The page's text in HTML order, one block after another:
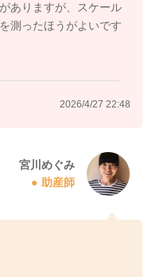
ありますが、スケール
測ったほうがよいです
2026/4/27 22:48
宮川めぐみ
助産師